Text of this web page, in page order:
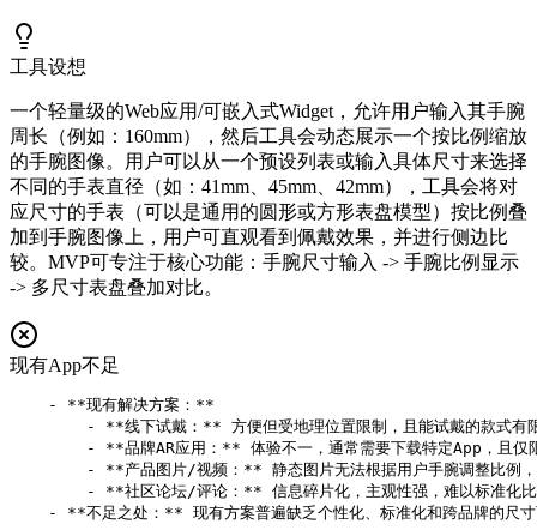
工具设想
一个轻量级的Web应用/可嵌入式Widget，允许用户输入其手腕
周长（例如：160mm），然后工具会动态展示一个按比例缩放
的手腕图像。用户可以从一个预设列表或输入具体尺寸来选择
不同的手表直径（如：41mm、45mm、42mm），工具会将对
应尺寸的手表（可以是通用的圆形或方形表盘模型）按比例叠
加到手腕图像上，用户可直观看到佩戴效果，并进行侧边比
较。MVP可专注于核心功能：手腕尺寸输入 -> 手腕比例显示
-> 多尺寸表盘叠加对比。
现有App不足
    - **现有解决方案：**
- **线下试戴：** 方便但受地理位置限制，且能试戴的款式有
- **品牌AR应用：** 体验不一，通常需要下载特定App，且仅
- **产品图片/视频：** 静态图片无法根据用户手腕调整比例，
- **社区论坛/评论：** 信息碎片化，主观性强，难以标准化